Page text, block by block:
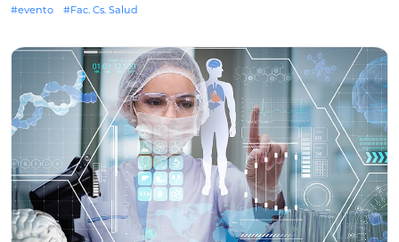
#evento #Fac. Cs. Salud